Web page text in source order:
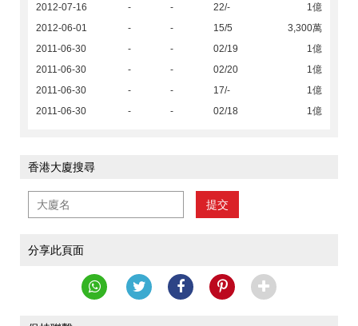
2012-07-16
- - 22/-
1億
2012-06-01
- - 15/5
3,300萬
2011-06-30
- - 02/19
1億
2011-06-30
- - 02/20
1億
2011-06-30
- - 17/-
1億
2011-06-30
- - 02/18 1億
香港大廈搜尋
提交
分享此頁面